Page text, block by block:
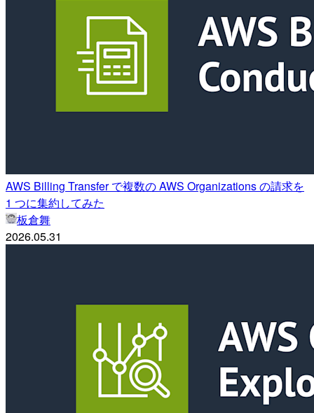
AWS Billing Transfer で複数の AWS Organizations の請求を
1 つに集約してみた
板倉舞
2026.05.31